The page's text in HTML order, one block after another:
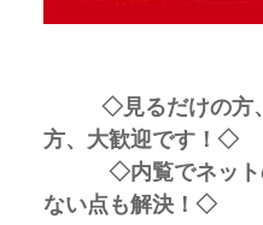
◇見るだけの方
方、大歓迎です！◇
◇内覧でネットの
ない点も解決！◇